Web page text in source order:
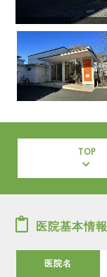
TOP
医院基本情報
医院名